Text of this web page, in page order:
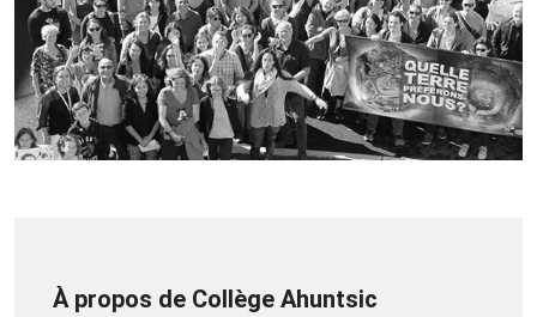
À propos de Collège Ahuntsic